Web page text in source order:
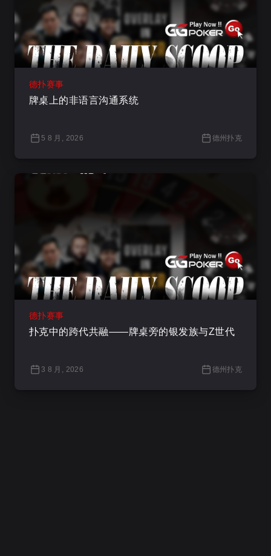
德扑赛事
牌桌上的非语言沟通系统
5 8 月, 2026 德州扑克
德扑赛事
扑克中的跨代共融——牌桌旁的银发族与Z世代
3 8 月, 2026 德州扑克